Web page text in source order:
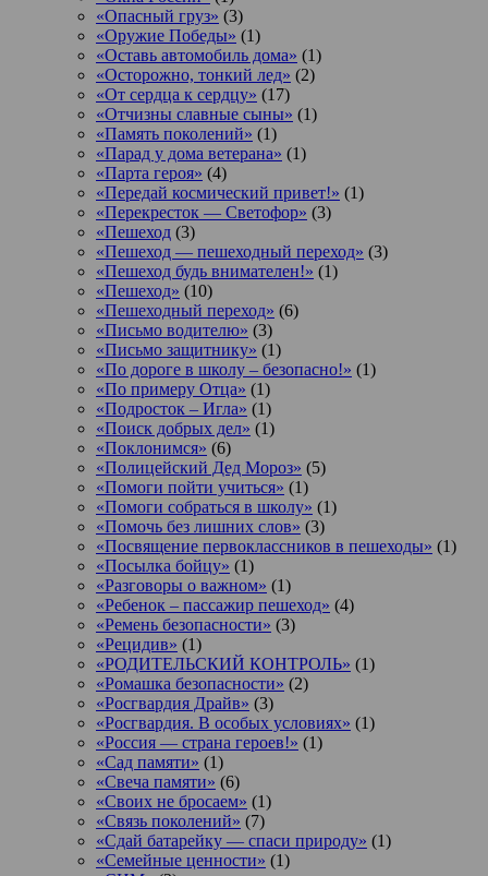
«Опасный груз» (3)
«Оружие Победы» (1)
«Оставь автомобиль дома» (1)
«Осторожно, тонкий лед» (2)
«От сердца к сердцу» (17)
«Отчизны славные сыны» (1)
«Память поколений» (1)
«Парад у дома ветерана» (1)
«Парта героя» (4)
«Передай космический привет!» (1)
«Перекресток — Светофор» (3)
«Пешеход (3)
«Пешеход — пешеходный переход» (3)
«Пешеход будь внимателен!» (1)
«Пешеход» (10)
«Пешеходный переход» (6)
«Письмо водителю» (3)
«Письмо защитнику» (1)
«По дороге в школу – безопасно!» (1)
«По примеру Отца» (1)
«Подросток ‒ Игла» (1)
«Поиск добрых дел» (1)
«Поклонимся» (6)
«Полицейский Дед Мороз» (5)
«Помоги пойти учиться» (1)
«Помоги собраться в школу» (1)
«Помочь без лишних слов» (3)
«Посвящение первоклассников в пешеходы» (1)
«Посылка бойцу» (1)
«Разговоры о важном» (1)
«Ребенок – пассажир пешеход» (4)
«Ремень безопасности» (3)
«Рецидив» (1)
«РОДИТЕЛЬСКИЙ КОНТРОЛЬ» (1)
«Ромашка безопасности» (2)
«Росгвардия Драйв» (3)
«Росгвардия. В особых условиях» (1)
«Россия — страна героев!» (1)
«Сад памяти» (1)
«Свеча памяти» (6)
«Своих не бросаем» (1)
«Связь поколений» (7)
«Сдай батарейку — спаси природу» (1)
«Семейные ценности» (1)